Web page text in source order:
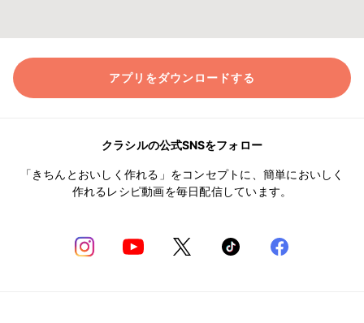
アプリをダウンロードする
クラシルの公式SNSをフォロー
「きちんとおいしく作れる」をコンセプトに、簡単においしく
作れるレシピ動画を毎日配信しています。